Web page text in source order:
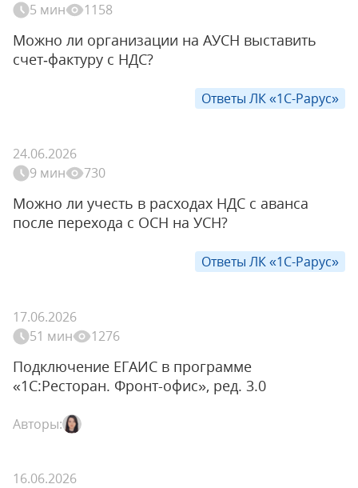
5 мин
1158
Можно ли организации на АУСН выставить
счет‑фактуру с НДС?
Ответы ЛК «1С-Рарус»
24.06.2026
9 мин
730
Можно ли учесть в расходах НДС с аванса
после перехода с ОСН на УСН?
Ответы ЛК «1С-Рарус»
17.06.2026
51 мин
1276
Подключение ЕГАИС в программе
«1С:Ресторан. Фронт-офис», ред. 3.0
Авторы:
16.06.2026